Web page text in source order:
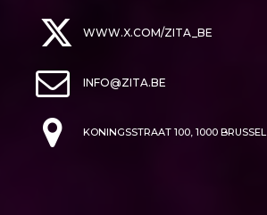
WWW.X.COM/ZITA_BE
INFO@ZITA.BE
KONINGSSTRAAT 100, 1000 BRUSSEL